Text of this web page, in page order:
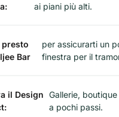
ai piani più alti.
Bar
per assicurarti un
finestra per il
il Design
Gallerie,
a pochi passi.